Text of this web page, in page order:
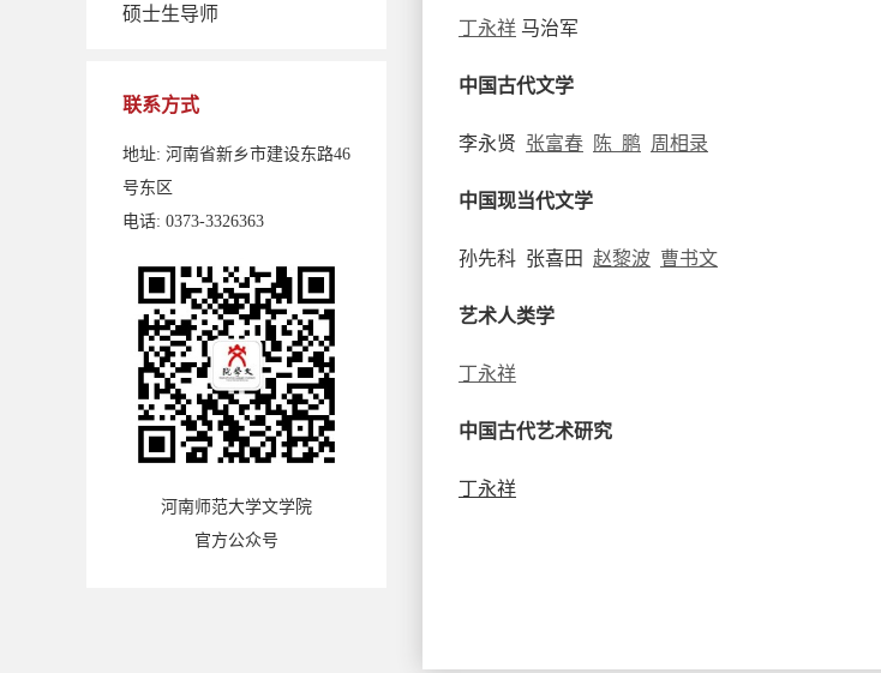
硕士生导师
联系方式
地址: 河南省新乡市建设东路46
号东区
电话: 0373-3326363
河南师范大学文学院
官方公众号
丁永祥 马治军
中国古代文学
李永贤 张富春 陈 鹏 周相录
中国现当代文学
孙先科 张喜田 赵黎波 曹书文
艺术人类学
丁永祥
中国古代艺术研究
丁永祥